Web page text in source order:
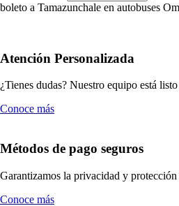
boleto a Tamazunchale en autobuses
Atención Personalizada
¿Tienes dudas? Nuestro equipo está
Conoce más
Métodos de pago seguros
Garantizamos la privacidad y protección
Conoce más